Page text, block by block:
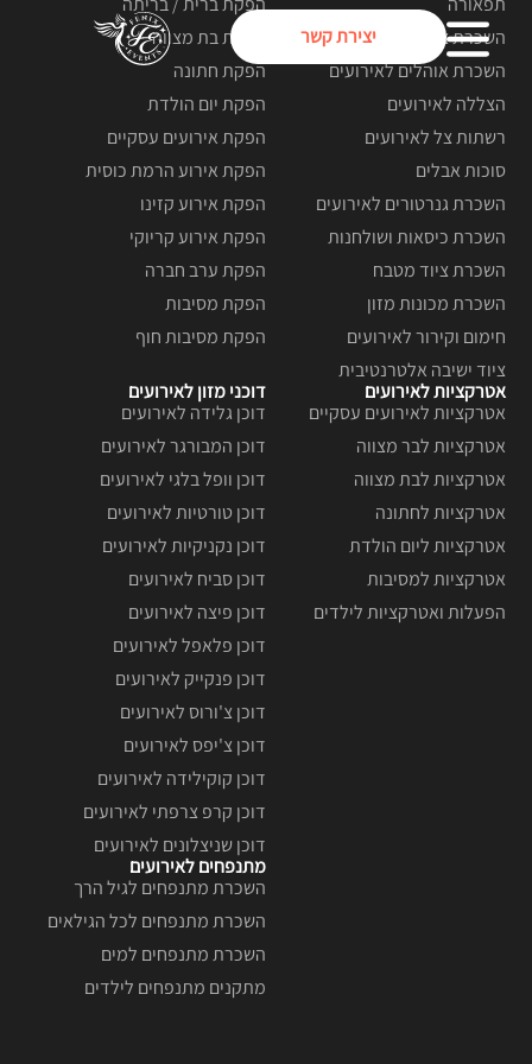
יצירת קשר
הפקת בת מצווה
הפקת חתונה
הפקת יום הולדת
הפקת אירועים עסקיים
הפקת אירוע הרמת כוסית
הפקת אירוע קזינו
הפקת אירוע קריוקי
הפקת ערב חברה
הפקת מסיבות
הפקת מסיבות חוף
השכרת ציוד קריוקי לאירועים
השכרת אוהלים לאירועים
הצללה לאירועים
רשתות צל לאירועים
סוכות אבלים
השכרת גנרטורים לאירועים
השכרת כיסאות ושולחנות
השכרת ציוד מטבח
השכרת מכונות מזון
חימום וקירור לאירועים
ציוד ישיבה אלטרנטיבית
דוכני מזון לאירועים
דוכן גלידה לאירועים
דוכן המבורגר לאירועים
דוכן וופל בלגי לאירועים
דוכן טורטיות לאירועים
דוכן נקניקיות לאירועים
דוכן סביח לאירועים
דוכן פיצה לאירועים
דוכן פלאפל לאירועים
דוכן פנקייק לאירועים
דוכן צ'ורוס לאירועים
דוכן צ'יפס לאירועים
דוכן קוקילידה לאירועים
דוכן קרפ צרפתי לאירועים
דוכן שניצלונים לאירועים
אטרקציות לאירועים
אטרקציות לאירועים עסקיים
אטרקציות לבר מצווה
אטרקציות לבת מצווה
אטרקציות לחתונה
אטרקציות ליום הולדת
אטרקציות למסיבות
הפעלות ואטרקציות לילדים
מתנפחים לאירועים
השכרת מתנפחים לגיל הרך
השכרת מתנפחים לכל הגילאים
השכרת מתנפחים למים
מתקנים מתנפחים לילדים